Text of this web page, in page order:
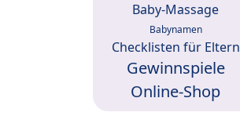
Baby-Massage
Babynamen
Checklisten für Eltern
Gewinnspiele
Online-Shop